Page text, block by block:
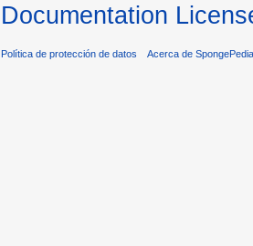
Documentation
Política de protección de datos Acerca de